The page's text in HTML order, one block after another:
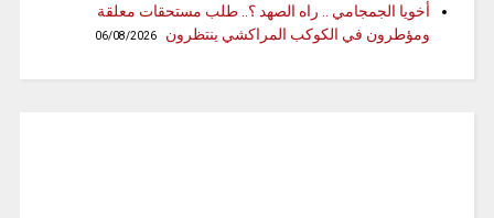
أخويا الجمجامي .. راه الصهد ؟.. طلب مستحقات معلقة
ومؤطرون في الكوكب المراكشي ينتظرون
06/08/2026